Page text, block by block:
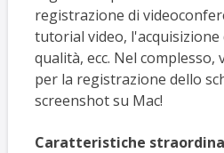
registrazione di
tutorial video, l'acquisizione
qualità, ecc. Nel complesso,
per la registrazione dello
screenshot su Mac!
Caratteristiche